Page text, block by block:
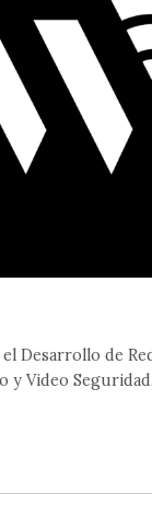
Desarrollo de
y Video Seguridad.